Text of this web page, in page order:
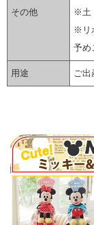
その他
※土
※リ
予め
用途 ご